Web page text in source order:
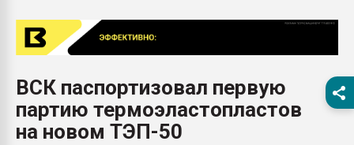
первый план в
28.07.2026
ситуацией на
ВСК паспортизовал первую
партию термоэластопластов
на новом ТЭП-50